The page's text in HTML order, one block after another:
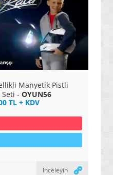
Manyetik Pistli
Seti - OYUN56
TL + KDV
İnceleyin